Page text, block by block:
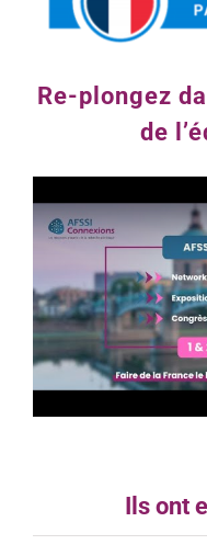
Re-plongez
de
Ils ont